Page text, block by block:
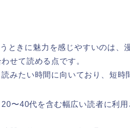
ときに魅力を感じやすいのは、
せて読める点です。
みたい時間に向いており、短時
〜40代を含む幅広い読者に利